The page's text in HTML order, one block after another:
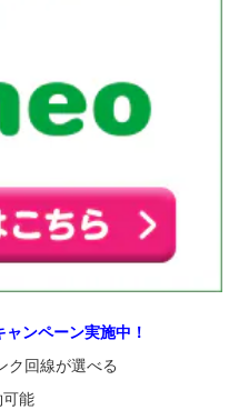
ンペーン実施中！
ク回線が選べる
能